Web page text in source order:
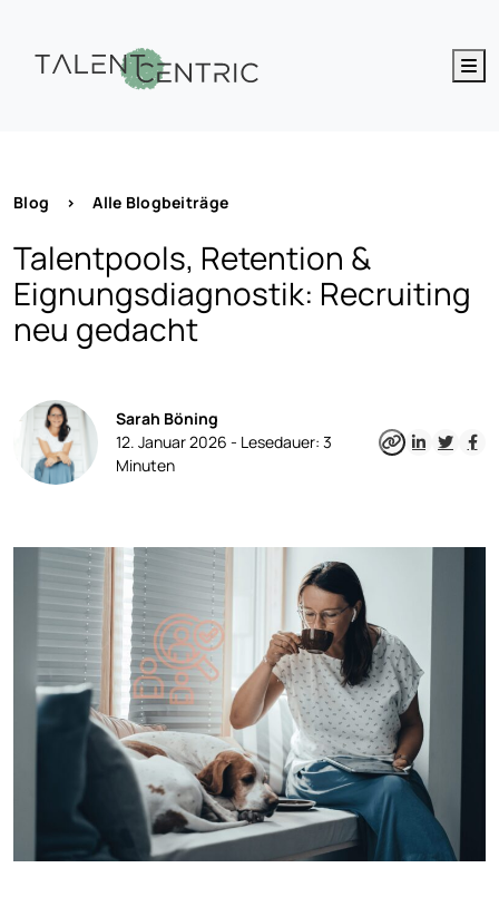
Blog > Alle Blogbeiträge
Talentpools, Retention &
Eignungsdiagnostik: Recruiting
neu gedacht
Sarah Böning
12. Januar 2026 - Lesedauer: 3
Minuten